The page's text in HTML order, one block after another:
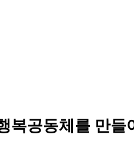
복공동체를 만들